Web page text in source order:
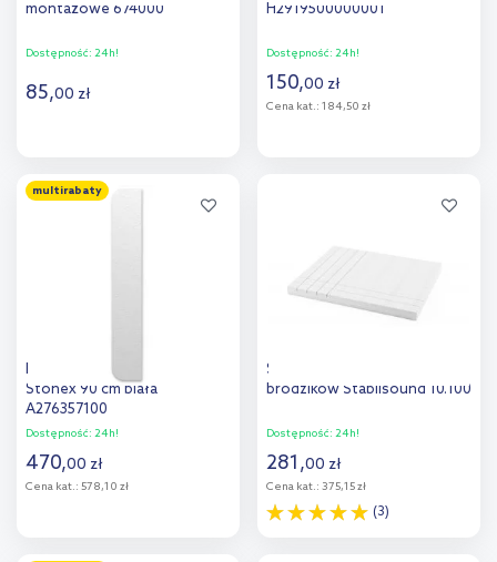
montażowe 674000
Dostępność: 24h!
85,00 zł
Dodaj do
H2919500000001
Dostępność: 24h!
150,00 zł
Cena kat.: 184,50 zł
multirabaty
Roca Aquos osłona syfonu
Stonex 90 cm biała
A276357100
Dostępność: 24h!
470,00 zł
Cena kat.: 578,10 zł
Schedpol podbudowa do
brodzików Stabilsound 10.100
Dostępność: 24h!
281,00 zł
Cena kat.: 375,15 zł
(3)